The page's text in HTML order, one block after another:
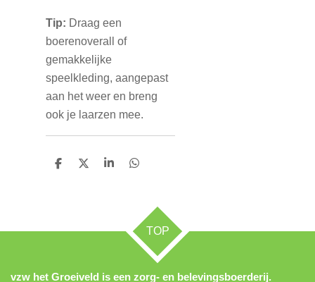
Tip: Draag een
boerenoverall of
gemakkelijke
speelkleding, aangepast
aan het weer en breng
ook je laarzen mee.
D
D
S
D
TOP
vzw het Groeiveld is een zorg- en belevingsboerderij.